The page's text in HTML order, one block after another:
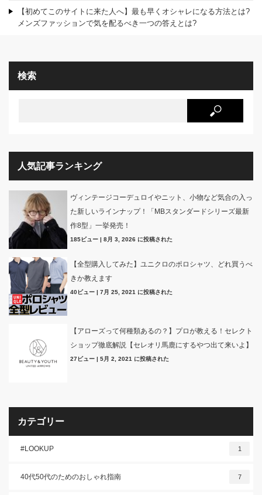
【初めてこのサイトに来た人へ】最も早くオシャレになる方法とは?
メンズファッションで気を配るべき一つの答えとは?
検索
人気記事ランキング
ヴィンテージコーデュロイやニット、小物など気合の入っ
た新しいラインナップ！「MBスタンダードシリーズ最新
作8型」一挙発売！
185ビュー | 8月 3, 2026 に投稿された
【全型購入してみた】ユニクロのポロシャツ、どれ買うべ
きか教えます
40ビュー | 7月 25, 2021 に投稿された
【アローズって何種類あるの？】プロが教える！セレクト
ショップ徹底解説【セレオリ馬鹿にするやつ出て来いよ】
27ビュー | 5月 2, 2021 に投稿された
カテゴリー
#LOOKUP 1
40代50代のためのおしゃれ指南 7